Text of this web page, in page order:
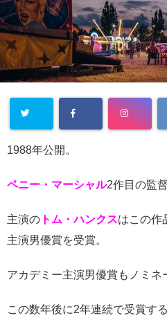
array key
/home/cityli
ght31/head
public_html
1988年公開。
ペニー・マーシャル2作目の監
主演の トム・ハンクスはこの作
主演男優賞を受賞。
アカデミー主演男優賞もノミネ
この数年後に2年連続で受賞す